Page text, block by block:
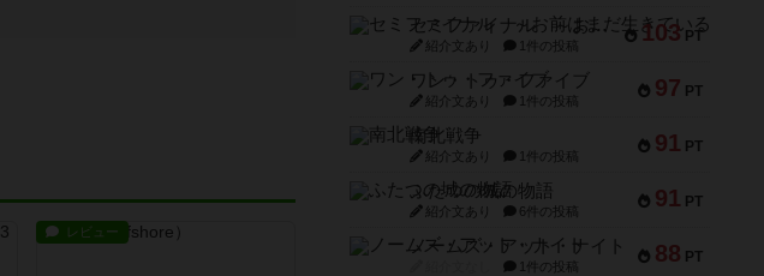
レビュー
103 PT
セミファイナル ～お前はまだ生きている～
紹介文あり 1件の投稿
97 PT
ワン・トゥ・ファイブ
紹介文あり 1件の投稿
91 PT
南北戦争
紹介文あり 1件の投稿
91 PT
ふたつの城の物語
紹介文あり 6件の投稿
88 PT
ノームズ・アット・ナイト
1件の投稿